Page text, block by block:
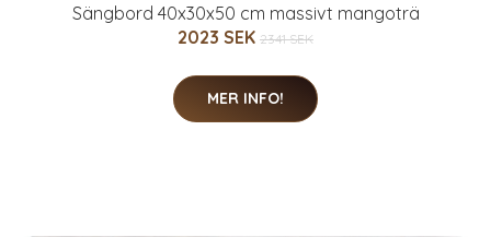
Sängbord 40x30x50 cm massivt mangoträ
2023 SEK 2341 SEK
MER INFO!